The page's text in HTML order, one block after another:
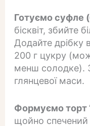
Готуємо суфле
бісквіт, збийте
Додайте дрібку
200 г цукру
менш солодке).
глянцевої маси.
Формуємо торт
щойно спечений